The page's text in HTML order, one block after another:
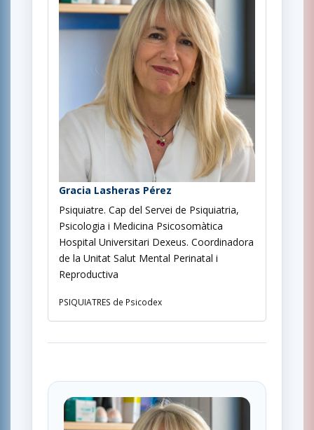
Gracia Lasheras Pérez
Psiquiatre. Cap del Servei de Psiquiatria,
Psicologia i Medicina Psicosomàtica
Hospital Universitari Dexeus. Coordinadora
de la Unitat Salut Mental Perinatal i
Reproductiva
PSIQUIATRES de Psicodex